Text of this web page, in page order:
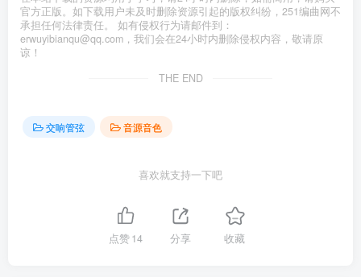
官方正版。如下载用户未及时删除资源引起的版权纠纷，251编曲网不
承担任何法律责任。 如有侵权行为请邮件到：
erwuyibianqu@qq.com，我们会在24小时内删除侵权内容，敬请原
谅！
THE END
交响管弦 音源音色
喜欢就支持一下吧
点赞14 分享 收藏